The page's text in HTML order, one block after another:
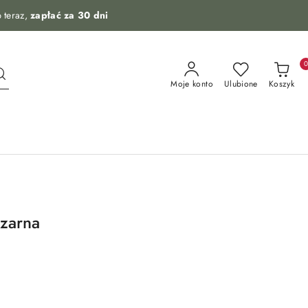
teraz, zapłać za 30 dni
Moje konto Ulubione Koszyk
0